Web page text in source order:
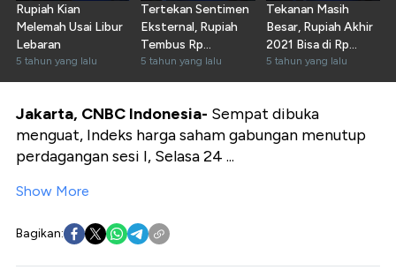
Rupiah Kian
Melemah Usai Libur
Lebaran
5 tahun yang lalu
Tertekan Sentimen
Eksternal, Rupiah
Tembus Rp
14.470/USD
5 tahun yang lalu
Tekanan Masih
Besar, Rupiah Akhir
2021 Bisa di Rp
15.000/USD
5 tahun yang lalu
Jakarta, CNBC Indonesia- Sempat dibuka
menguat, Indeks harga saham gabungan menutup
perdagangan sesi I, Selasa 24 ...
Show More
Bagikan: